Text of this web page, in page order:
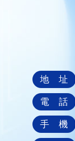
地 址
電 話
手 機